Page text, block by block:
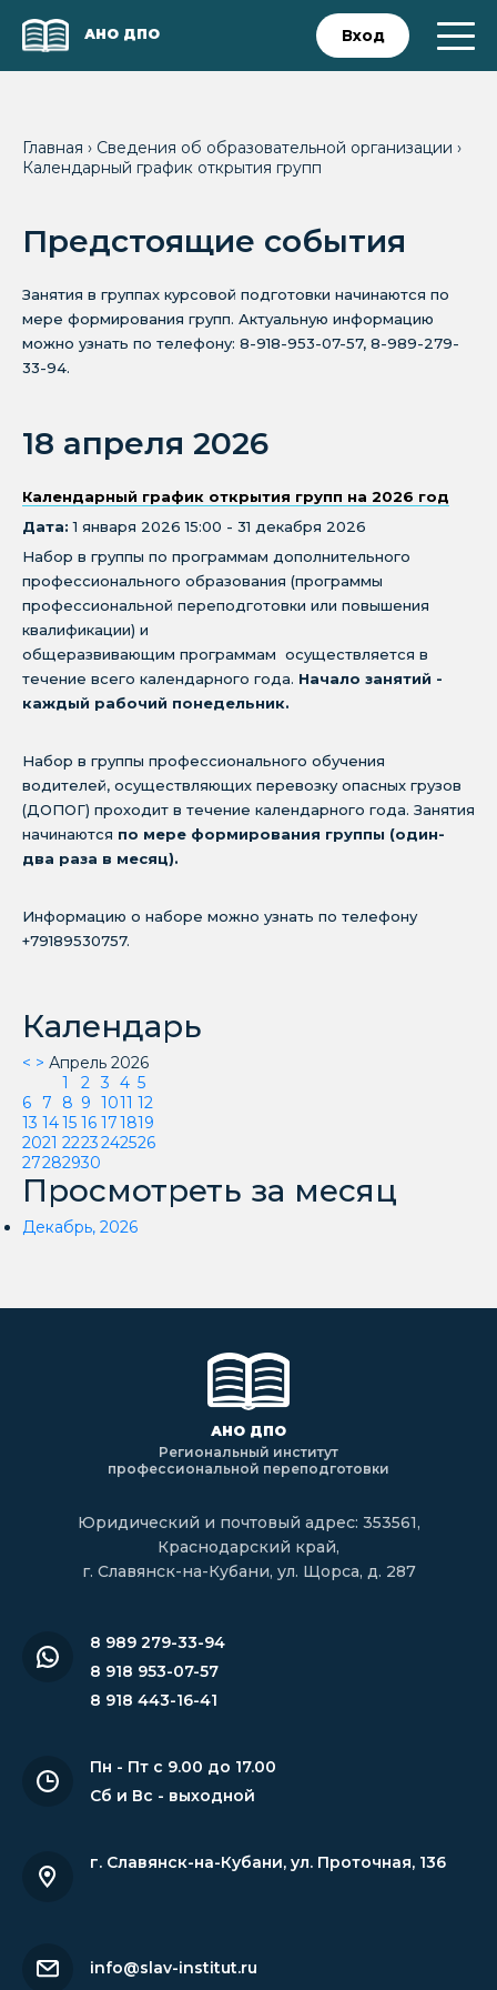
АНО ДПО Вход
Календарь
< > Апрель 2026
1
2 3 4 5
6
7 8 9 1011 12
13 1415 16 171819
2021 2223242526
27282930
Просмотреть за месяц
Декабрь, 2026
Главная › Сведения об образовательной организации ›
Календарный график открытия групп
Предстоящие события
Занятия в группах курсовой подготовки начинаются по
мере формирования групп. Актуальную информацию
можно узнать по телефону: 8-918-953-07-57, 8-989-279-
33-94.
18 апреля 2026
Календарный график открытия групп на 2026 год
Дата: 1 января 2026 15:00 - 31 декабря 2026
Набор в группы по программам дополнительного
профессионального образования (программы
профессиональной переподготовки или повышения
квалификации) и
общеразвивающим программам осуществляется в
течение всего календарного года. Начало занятий -
каждый рабочий понедельник.
Набор в группы профессионального обучения
водителей, осуществляющих перевозку опасных грузов
(ДОПОГ) проходит в течение календарного года. Занятия
начинаются по мере формирования группы (один-
два раза в месяц).
Информацию о наборе можно узнать по телефону
+79189530757.
АНО ДПО
Региональный институт
профессиональной переподготовки
Юридический и почтовый адрес: 353561,
Краснодарский край,
г. Славянск-на-Кубани, ул. Щорса, д. 287
8 989 279-33-94
8 918 953-07-57
8 918 443-16-41
Пн - Пт с 9.00 до 17.00
Сб и Вс - выходной
г. Славянск-на-Кубани, ул. Проточная, 136
info@slav-institut.ru